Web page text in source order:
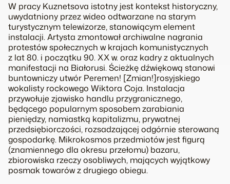
W pracy Kuznetsova istotny jest kontekst historyczny,
uwydatniony przez wideo odtwarzane na starym
turystycznym telewizorze, stanowiącym element
instalacji. Artysta zmontował archiwalne nagrania
protestów społecznych w krajach komunistycznych
z lat 80. i początku 90. XX w. oraz kadry z aktualnych
manifestacji na Białorusi. Ścieżkę dźwiękową stanowi
buntowniczy utwór Peremen! [Zmian!]rosyjskiego
wokalisty rockowego Wiktora Coja. Instalacja
przywołuje zjawisko handlu przygranicznego,
będącego popularnym sposobem zarabiania
pieniędzy, namiastką kapitalizmu, prywatnej
przedsiębiorczości, rozsadzającej odgórnie sterowaną
gospodarkę. Mikrokosmos przedmiotów jest figurą
(znamiennego dla okresu przełomu) bazaru,
zbiorowiska rzeczy osobliwych, mających wyjątkowy
posmak towarów z drugiego obiegu.